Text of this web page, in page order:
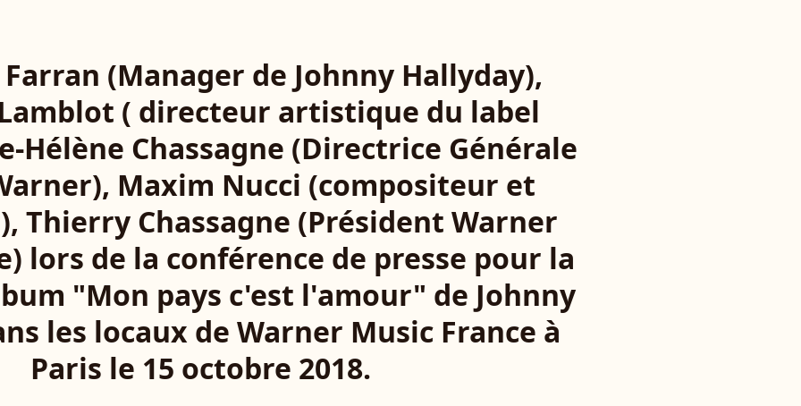
(Manager de Johnny Hallyday),
( directeur artistique du label
Hélène Chassagne (Directrice Générale
Maxim Nucci (compositeur et
Thierry Chassagne (Président Warner
lors de la conférence de presse pour la
"Mon pays c'est l'amour" de Johnny
les locaux de Warner Music France à
Paris le 15 octobre 2018.